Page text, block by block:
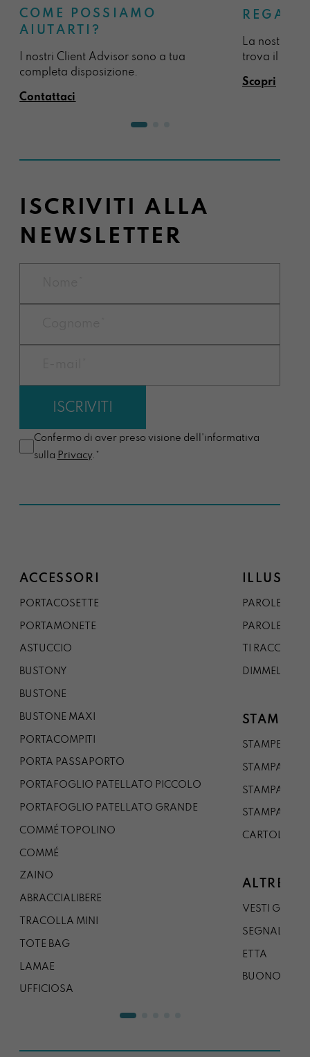
COME POSSIAMO
AIUTARTI?
I nostri Client Advisor sono a tua
completa disposizione.
Contattaci
La nostra
trova il
Scopri
ISCRIVITI ALLA
NEWSLETTER
Confermo di aver preso visione dell'informativa
sulla Privacy.*
ACCESSORI
PORTACOSETTE
PORTAMONETE
ASTUCCIO
BUSTONY
BUSTONE
BUSTONE MAXI
PORTACOMPITI
PORTA PASSAPORTO
PORTAFOGLIO PATELLATO PICCOLO
PORTAFOGLIO PATELLATO GRANDE
COMMÉ TOPOLINO
COMMÉ
ZAINO
ABRACCIALIBERE
TRACOLLA MINI
TOTE BAG
LAMAE
UFFICIOSA
PAROLE DAL
PAROLE DA
TI
DIMMELO
STAMPE
STAMPE A5
STAMPA A3
STAMPA A1
STAMPA A0
CARTOLINA
ALTRE
VESTI
SEGNALIBRO
ETTA
BUONO